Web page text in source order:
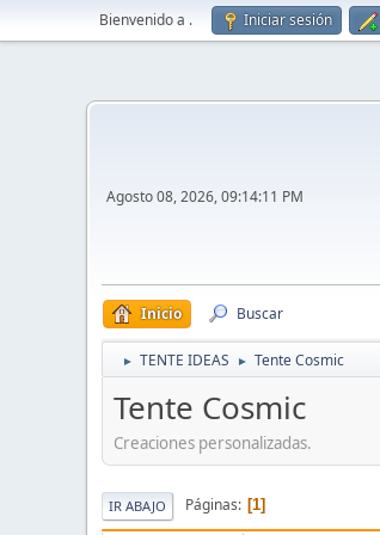
Bienvenido a . Iniciar sesión
Agosto 08, 2026, 09:14:11 PM
Inicio Buscar
► TENTE IDEAS ► Tente Cosmic
Tente Cosmic
Creaciones personalizadas.
IR ABAJO Páginas 1